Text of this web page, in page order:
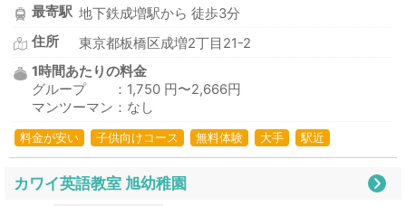
最寄駅 地下鉄成増駅から 徒歩3分
住所
東京都板橋区成増2丁目21-2
1時間あたりの料金
グループ ：1,750 円〜2,666円
マンツーマン：なし
料金が安い 子供向けコース 無料体験 大手 駅近
カワイ英語教室 旭幼稚園